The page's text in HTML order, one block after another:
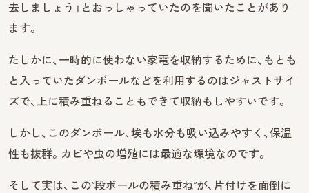
去しましょう」とおっしゃっていたのを聞いたことがあり
ます。
たしかに、一時的に使わない家電を収納するために、もとも
と入っていたダンボールなどを利用するのはジャストサイ
ズで、上に積み重ねることもできて収納もしやすいです。
しかし、このダンボール、埃も水分も吸い込みやすく、保温
性も抜群。カビや虫の増殖には最適な環境なのです。
そして実は、この“段ボールの積み重ね”が、片付けを面倒に